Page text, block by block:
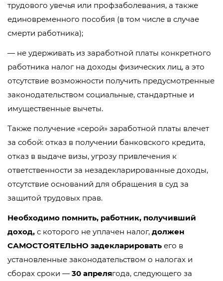
трудового увечья или профзаболевания, а также
единовременного пособия (в том числе в случае
смерти работника);
— не удерживать из заработной платы конкретного
работника налог на доходы физических лиц, а это
отсутствие возможности получить предусмотренные
законодательством социальные, стандартные и
имущественные вычеты.
Также получение «серой» заработной платы влечет
за собой: отказ в получении банковского кредита,
отказ в выдаче визы, угрозу привлечения к
ответственности за незадекларированные доходы,
отсутствие оснований для обращения в суд за
защитой трудовых прав.
Необходимо помнить, работник, получивший
доход, с которого не уплачен налог, должен
САМОСТОЯТЕЛЬНО задекларировать его в
установленные законодательством о налогах и
сборах сроки — 30 апрелягода, следующего за